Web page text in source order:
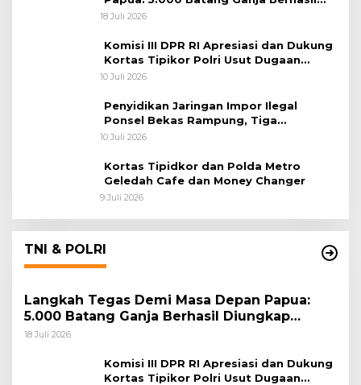
Diungkap Koops TNI Habema
18 Juli 2026
Komisi III DPR RI Apresiasi dan Dukung
Kortas Tipikor Polri Usut Dugaan
Korupsi Batu Bara
10 Juli 2026
Penyidikan Jaringan Impor Ilegal
Ponsel Bekas Rampung, Tiga
Tersangka Sudah P-21 dan Satu Buron
10 Juli 2026
Kortas Tipidkor dan Polda Metro
Geledah Cafe dan Money Changer
9 Juli 2026
TNI & POLRI
Langkah Tegas Demi Masa Depan Papua:
5.000 Batang Ganja Berhasil Diungkap
Koops TNI Habema
18 Juli 2026
Komisi III DPR RI Apresiasi dan Dukung
Kortas Tipikor Polri Usut Dugaan